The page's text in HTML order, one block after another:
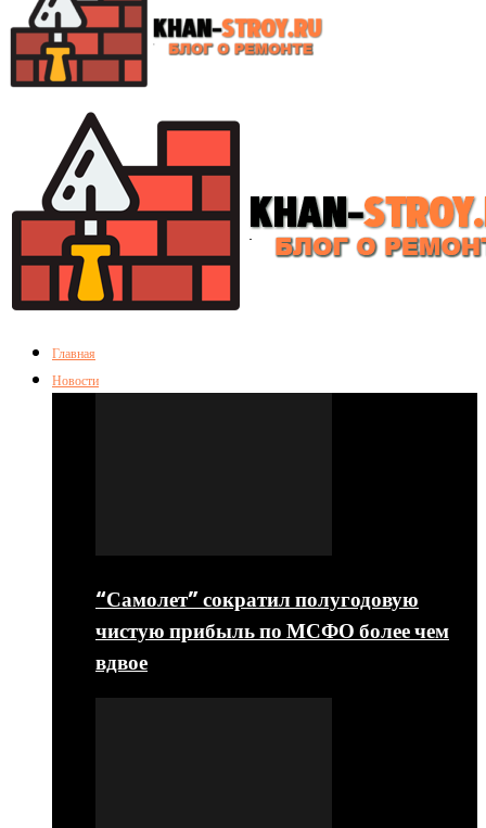
Главная
Новости
“Самолет” сократил полугодовую
чистую прибыль по МСФО более чем
вдвое